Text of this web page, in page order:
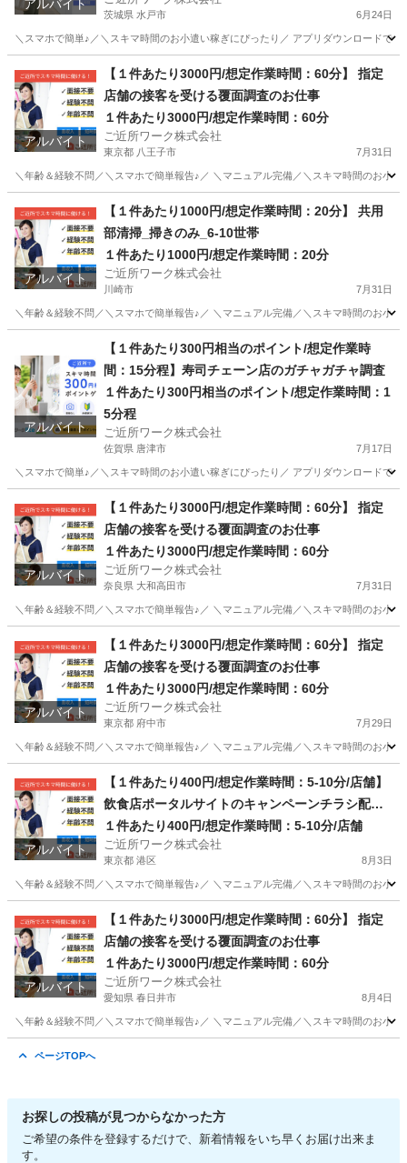
アルバイト
茨城県 水戸市 6月24日
＼スマホで簡単♪／＼スキマ時間のお小遣い稼ぎにぴったり／ アプリダウンロードで
その他 1件
アルバイト
【１件あたり3000円/想定作業時間：60分】 指定
店舗の接客を受ける覆面調査のお仕事
１件あたり3000円/想定作業時間：60分
ご近所ワーク株式会社
東京都 八王子市 7月31日
＼年齢＆経験不問／＼スマホで簡単報告♪／ ＼マニュアル完備／＼スキマ時間のお小
その他
アルバイト
【１件あたり1000円/想定作業時間：20分】 共用
部清掃_掃きのみ_6-10世帯
１件あたり1000円/想定作業時間：20分
ご近所ワーク株式会社
川崎市 7月31日
＼年齢＆経験不問／＼スマホで簡単報告♪／ ＼マニュアル完備／＼スキマ時間のお小
その他
アルバイト
【１件あたり300円相当のポイント/想定作業時
間：15分程】寿司チェーン店のガチャガチャ調査
１件あたり300円相当のポイント/想定作業時間：1
5分程
ご近所ワーク株式会社
佐賀県 唐津市 7月17日
＼スマホで簡単♪／＼スキマ時間のお小遣い稼ぎにぴったり／ アプリダウンロードで
その他 ガチャガチャ
アルバイト
【１件あたり3000円/想定作業時間：60分】 指定
店舗の接客を受ける覆面調査のお仕事
１件あたり3000円/想定作業時間：60分
ご近所ワーク株式会社
奈良県 大和高田市 7月31日
＼年齢＆経験不問／＼スマホで簡単報告♪／ ＼マニュアル完備／＼スキマ時間のお小
大和高田市 その他
アルバイト
【１件あたり3000円/想定作業時間：60分】 指定
店舗の接客を受ける覆面調査のお仕事
１件あたり3000円/想定作業時間：60分
ご近所ワーク株式会社
東京都 府中市 7月29日
＼年齢＆経験不問／＼スマホで簡単報告♪／ ＼マニュアル完備／＼スキマ時間のお小
その他
アルバイト
【１件あたり400円/想定作業時間：5-10分/店舗】
飲食店ポータルサイトのキャンペーンチラシ配布
＆ご利用案内業務
１件あたり400円/想定作業時間：5-10分/店舗
ご近所ワーク株式会社
東京都 港区 8月3日
＼年齢＆経験不問／＼スマホで簡単報告♪／ ＼マニュアル完備／＼スキマ時間のお小
販売
アルバイト
【１件あたり3000円/想定作業時間：60分】 指定
店舗の接客を受ける覆面調査のお仕事
１件あたり3000円/想定作業時間：60分
ご近所ワーク株式会社
愛知県 春日井市 8月4日
＼年齢＆経験不問／＼スマホで簡単報告♪／ ＼マニュアル完備／＼スキマ時間のお小
ページTOPへ
お探しの投稿が見つからなかった方
ご希望の条件を登録するだけで、新着情報をいち早くお届け出来ま
す。